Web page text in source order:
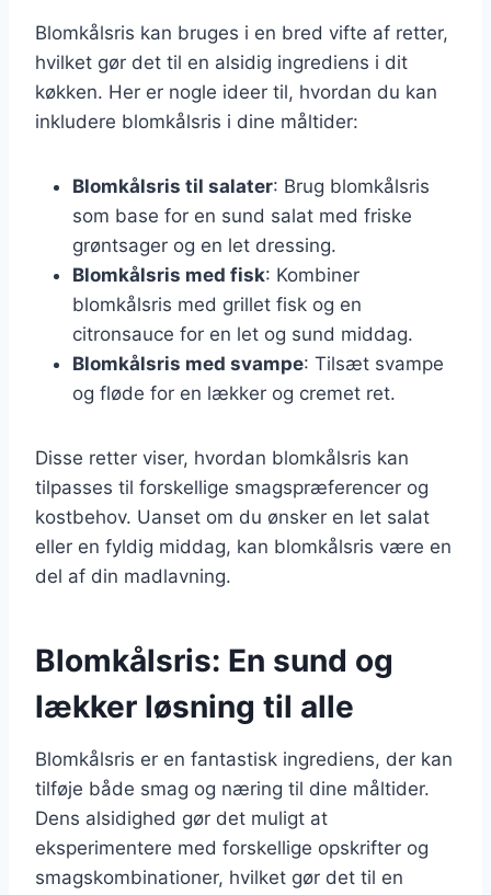
Blomkålsris kan bruges i en bred vifte af retter,
hvilket gør det til en alsidig ingrediens i dit
køkken. Her er nogle ideer til, hvordan du kan
inkludere blomkålsris i dine måltider:
Blomkålsris til salater: Brug blomkålsris
som base for en sund salat med friske
grøntsager og en let dressing.
Blomkålsris med fisk: Kombiner
blomkålsris med grillet fisk og en
citronsauce for en let og sund middag.
Blomkålsris med svampe: Tilsæt svampe
og fløde for en lækker og cremet ret.
Disse retter viser, hvordan blomkålsris kan
tilpasses til forskellige smagspræferencer og
kostbehov. Uanset om du ønsker en let salat
eller en fyldig middag, kan blomkålsris være en
del af din madlavning.
Blomkålsris: En sund og
lækker løsning til alle
Blomkålsris er en fantastisk ingrediens, der kan
tilføje både smag og næring til dine måltider.
Dens alsidighed gør det muligt at
eksperimentere med forskellige opskrifter og
smagskombinationer, hvilket gør det til en